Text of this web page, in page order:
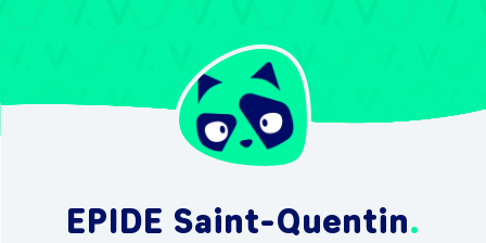
EPIDE Saint-Quentin